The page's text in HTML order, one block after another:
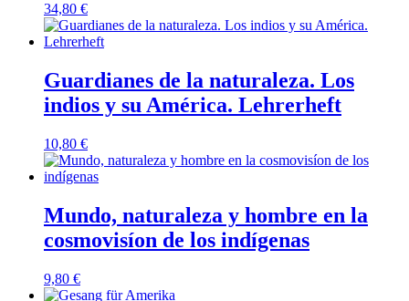
34,80 €
Guardianes de la naturaleza. Los
indios y su América. Lehrerheft
10,80 €
Mundo, naturaleza y hombre en la
cosmovisíon de los indígenas
9,80 €